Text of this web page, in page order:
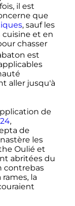
il est
que
, sauf les
cuisine et en
chasser
est
aller jusqu'à
de
,
de
les
Oulié et
abritées du
contrebas
la